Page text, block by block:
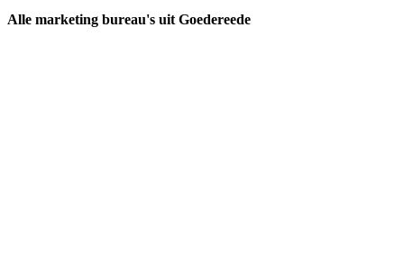
Alle marketing bureau's uit Goedereede